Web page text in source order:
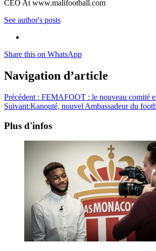
CEO At www.malifootball.com
See author's posts
Share this on WhatsApp
Navigation d’article
Précédent : FEMAFOOT : le nouveau comité
Suivant:Kanouté, nouvel Ambassadeur du
Plus d'infos